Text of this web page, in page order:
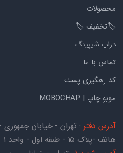
محصولات
🏷️تخفیف 🏷️
دراپ شیپینگ
تماس با ما
کد رهگیری پست
موبو چاپ | MOBOCHAP
آدرس دفتر : تهران - خیابان جمهوری
هاتف -پلاک ۱۵ - طبقه اول - واحد ۱